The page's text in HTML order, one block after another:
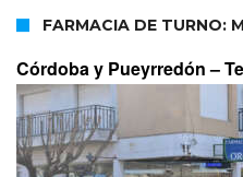
FARMACIA DE TURNO:
Córdoba y Pueyrredón –